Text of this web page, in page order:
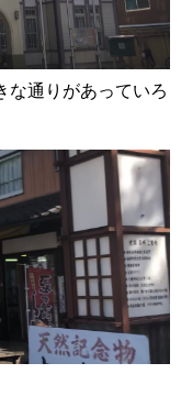
通りがあっていろ